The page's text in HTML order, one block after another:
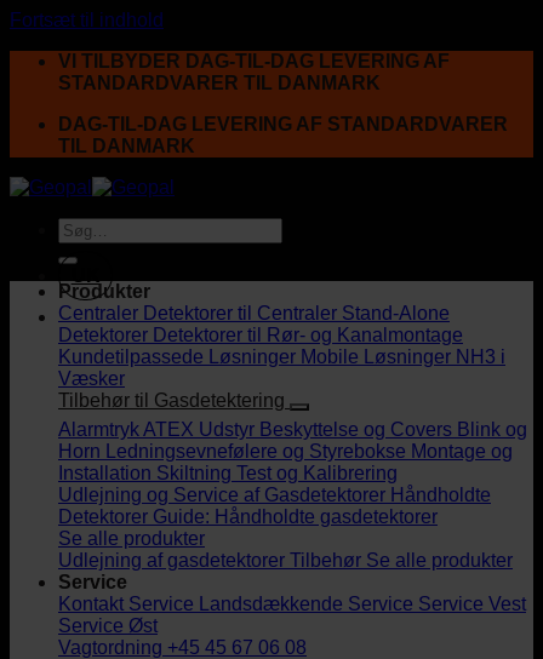
Fortsæt til indhold
VI TILBYDER DAG-TIL-DAG LEVERING AF
STANDARDVARER TIL DANMARK
DAG-TIL-DAG LEVERING AF STANDARDVARER
TIL DANMARK
Produkter
Centraler Detektorer til Centraler Stand-Alone
Detektorer Detektorer til Rør- og Kanalmontage
Kundetilpassede Løsninger Mobile Løsninger NH3 i
Væsker
Tilbehør til Gasdetektering
AlarmtrykATEX Udstyr Beskyttelse og Covers Blink og
Horn
Ledningsevnefølere og Styrebokse Montage og
Installation Skiltning Test og Kalibrering
Udlejning og Service af Gasdetektorer Håndholdte
Detektorer Guide: Håndholdte gasdetektorer
Se alle produkter
Udlejning af gasdetektorer Tilbehør Se alle produkter
Service
Kontakt Service
Landsdækkende Service Service Vest
Service Øst
Vagtordning +45 45 67 06 08